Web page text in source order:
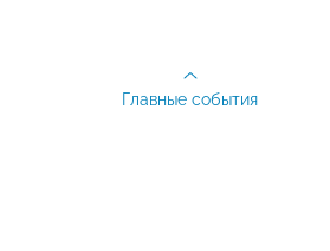
Главные события